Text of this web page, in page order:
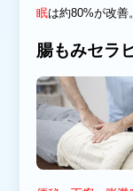
眠は約80%が改善。
腸もみセラ